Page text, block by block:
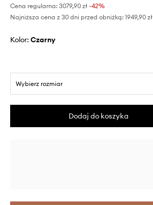
Cena regularna: 3079,90 zł -42%
Najniższa cena z 30 dni przed obniżką: 1949,90 zł
Kolor: czarny
Wybierz rozmiar
Dodaj do koszyka